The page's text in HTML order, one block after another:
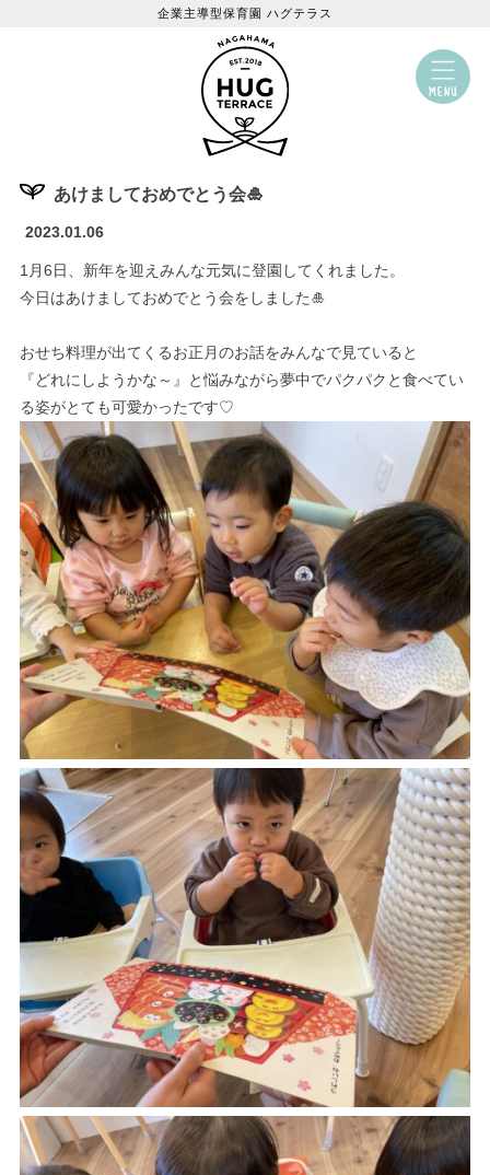
企業主導型保育園 ハグテラス
あけましておめでとう会🎍
2023.01.06
1月6日、新年を迎えみんな元気に登園してくれました。
今日はあけましておめでとう会をしました🎍
おせち料理が出てくるお正月のお話をみんなで見ていると
『どれにしようかな～』と悩みながら夢中でパクパクと食べてい
る姿がとても可愛かったです♡